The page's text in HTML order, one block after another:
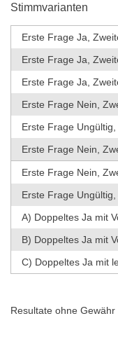
Stimmvarianten
Erste Frage Ja,
Erste Frage Ja,
Erste Frage Ja,
Erste Frage Nein,
Erste Frage
Erste Frage Nein,
Erste Frage Nein,
Erste Frage
A) Doppeltes Ja mit
B) Doppeltes Ja mit
C) Doppeltes Ja mit
Resultate ohne Gewähr